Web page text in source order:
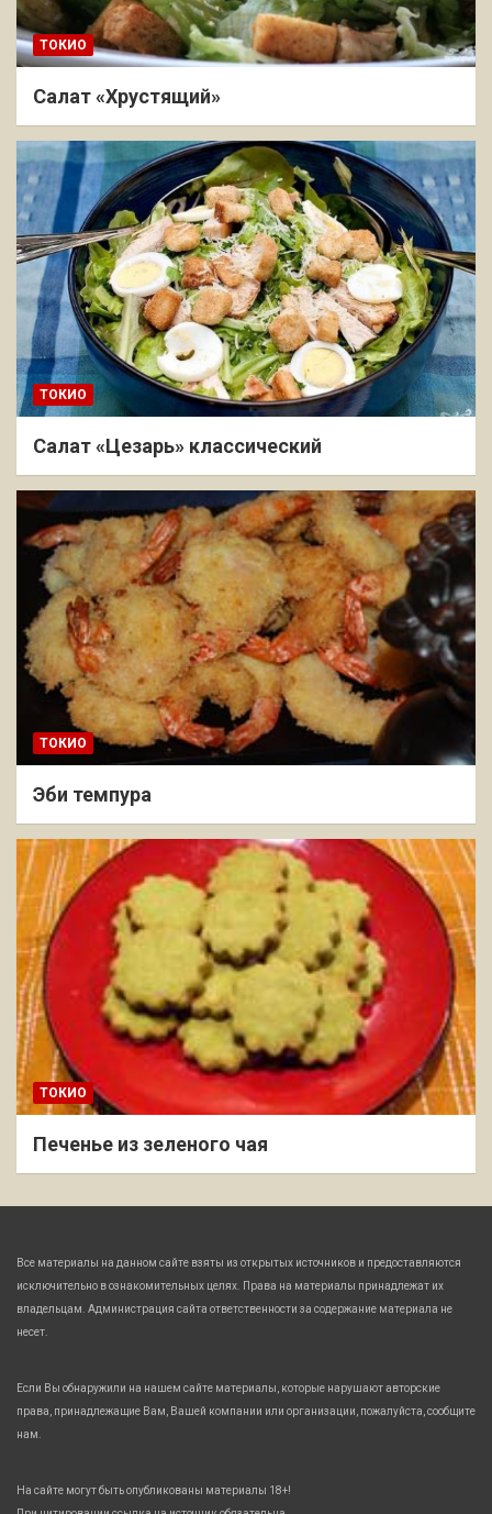
ТОКИО
Салат «Хрустящий»
ТОКИО
Салат «Цезарь» классический
ТОКИО
Эби темпура
ТОКИО
Печенье из зеленого чая
Все материалы на данном сайте взяты из открытых источников и предоставляются
исключительно в ознакомительных целях. Права на материалы принадлежат их
владельцам. Администрация сайта ответственности за содержание материала не
несет.
Если Вы обнаружили на нашем сайте материалы, которые нарушают авторские
права, принадлежащие Вам, Вашей компании или организации, пожалуйста, сообщите
нам.
На сайте могут быть опубликованы материалы 18+!